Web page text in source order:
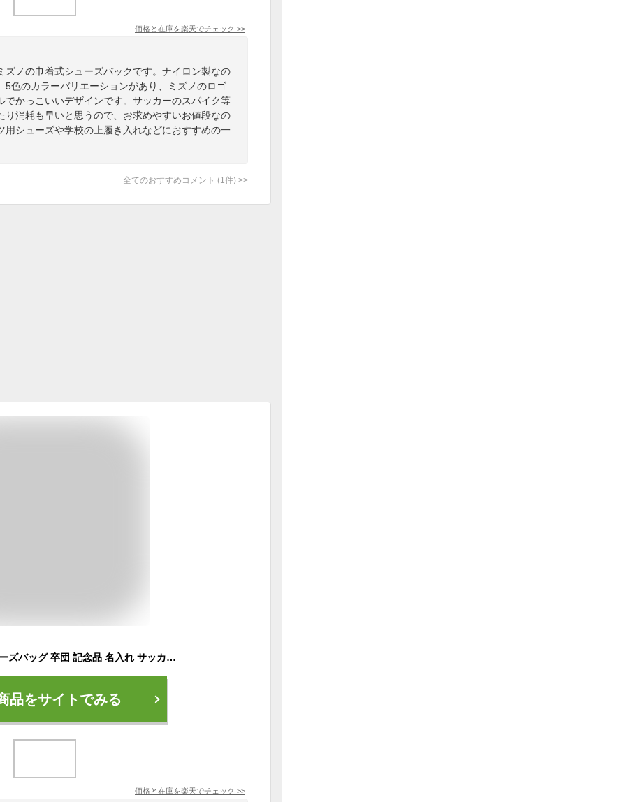
価格と在庫を楽天でチェック >>
ズノの巾着式シューズバックです。ナイロン製なの
5色のカラーバリエーションがあり、ミズノのロゴ
でかっこいいデザインです。サッカーのスパイク等
り消耗も早いと思うので、お求めやすいお値段なの
用シューズや学校の上履き入れなどにおすすめの一
全てのおすすめコメント (1 件) >
★即納★ 名入れ シューズバッグ 卒団 記念品 名入れ サッカー バスケケットボール 卒団記念品 卒部記念品 卒部記念 大人 巾着 シューズケース 子供 部活 先輩 引退 プレゼント スパイク入れ ユニフォーム 入れ 袋 部活巾着 卒団記念品卒部 アディダス ナイキ 好き
品をサイトでみる
価格と在庫を楽天でチェック >>